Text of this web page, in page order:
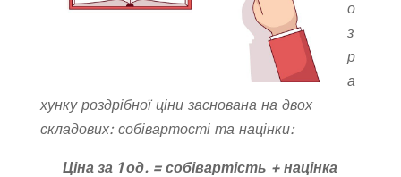
о
з
р
а
хунку роздрібної ціни заснована на двох
складових: собівартості та націнки:
Ціна за 1 од. = собівартість + націнка